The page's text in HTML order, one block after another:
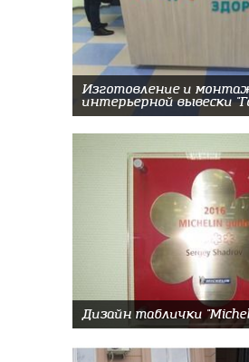
Изготовление и
интерьерной вывески
Дизайн таблички